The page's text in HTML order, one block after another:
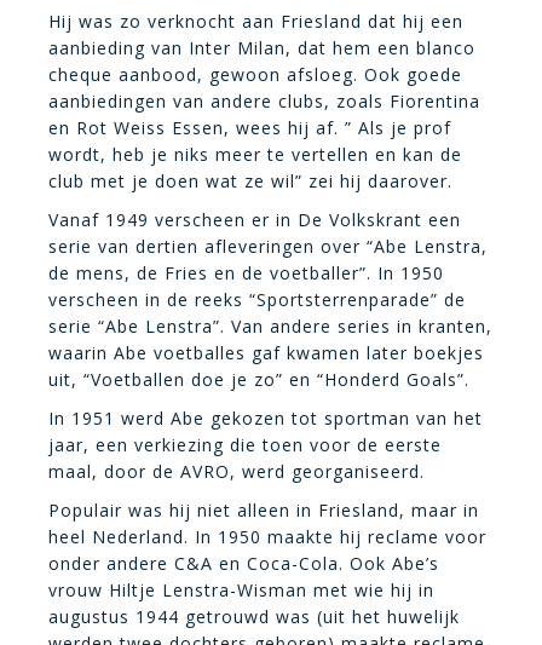
Hij was zo verknocht aan Friesland dat hij een
aanbieding van Inter Milan, dat hem een blanco
cheque aanbood, gewoon afsloeg. Ook goede
aanbiedingen van andere clubs, zoals Fiorentina
en Rot Weiss Essen, wees hij af. ” Als je prof
wordt, heb je niks meer te vertellen en kan de
club met je doen wat ze wil” zei hij daarover.
Vanaf 1949 verscheen er in De Volkskrant een
serie van dertien afleveringen over “Abe Lenstra,
de mens, de Fries en de voetballer”. In 1950
verscheen in de reeks “Sportsterrenparade” de
serie “Abe Lenstra”. Van andere series in kranten,
waarin Abe voetballes gaf kwamen later boekjes
uit, “Voetballen doe je zo” en “Honderd Goals”.
In 1951 werd Abe gekozen tot sportman van het
jaar, een verkiezing die toen voor de eerste
maal, door de AVRO, werd georganiseerd.
Populair was hij niet alleen in Friesland, maar in
heel Nederland. In 1950 maakte hij reclame voor
onder andere C&A en Coca-Cola. Ook Abe’s
vrouw Hiltje Lenstra-Wisman met wie hij in
augustus 1944 getrouwd was (uit het huwelijk